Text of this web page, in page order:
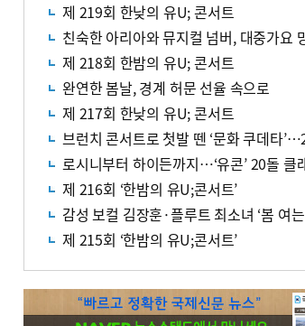
제 219회 한낮의 유U; 콘서트
친숙한 아리아와 뮤지컬 넘버, 대중가요
제 218회 한밤의 유U; 콘서트
완연한 봄날, 경계 허문 선율 속으로
제 217회 한낮의 유U; 콘서트
브런치 콘서트로 첫발 뗀 ‘문화 쿠데타
로시니부터 하이든까지…‘유콘’ 20돌 클
제 216회 ‘한밤의 유U;콘서트’
감성 보컬 김장훈·플루트 최소녀 ‘봄 여
제 215회 ‘한밤의 유U;콘서트’